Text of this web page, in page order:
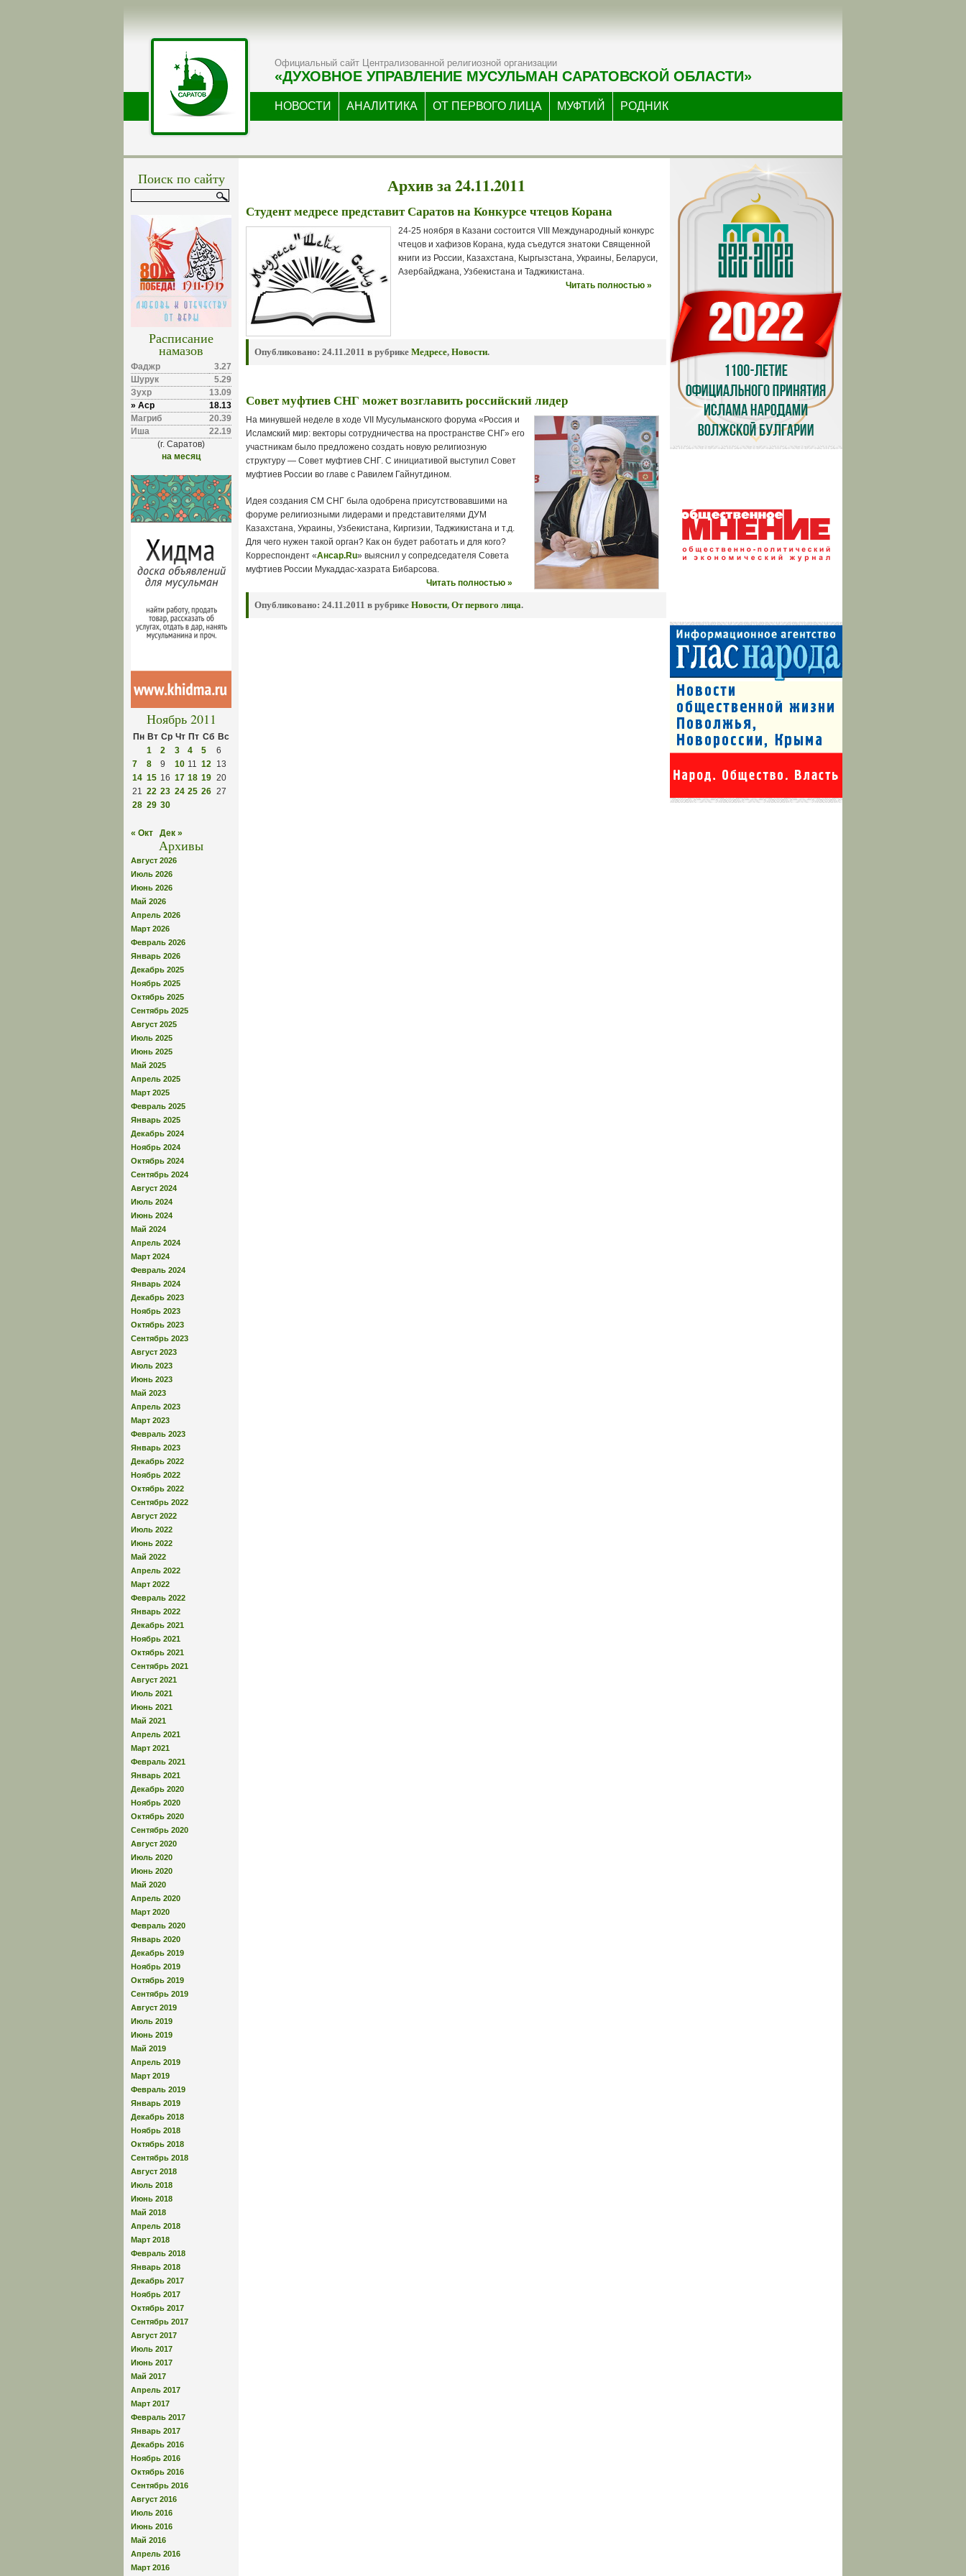
Официальный сайт Централизованной религиозной организации
«ДУХОВНОЕ УПРАВЛЕНИЕ МУСУЛЬМАН САРАТОВСКОЙ ОБЛАСТИ»
НОВОСТИ АНАЛИТИКА ОТ ПЕРВОГО ЛИЦА МУФТИЙ РОДНИК
Поиск по сайту
Расписание
намазов
Фаджр
3.27
Шурук
5.29
Зухр
13.09
» Аср
18.13
Магриб
20.39
Иша
22.19
(г. Саратов)
на месяц
Ноябрь 2011
Пн Вт Ср Чт Пт Сб Вс
1
2 3 4 5
6
7
8 9 10 11 12
13
14 15 16 17 18 19 20
21
22 23 24 25 26 27
28 29 30
« Окт Дек »
Архивы
Август 2026
Июль 2026
Июнь 2026
Май 2026
Апрель 2026
Март 2026
Февраль 2026
Январь 2026
Декабрь 2025
Ноябрь 2025
Октябрь 2025
Сентябрь 2025
Август 2025
Июль 2025
Июнь 2025
Май 2025
Апрель 2025
Март 2025
Февраль 2025
Январь 2025
Декабрь 2024
Ноябрь 2024
Октябрь 2024
Сентябрь 2024
Август 2024
Июль 2024
Июнь 2024
Май 2024
Апрель 2024
Март 2024
Февраль 2024
Январь 2024
Декабрь 2023
Ноябрь 2023
Октябрь 2023
Сентябрь 2023
Август 2023
Июль 2023
Июнь 2023
Май 2023
Апрель 2023
Март 2023
Февраль 2023
Январь 2023
Декабрь 2022
Ноябрь 2022
Октябрь 2022
Сентябрь 2022
Август 2022
Июль 2022
Июнь 2022
Май 2022
Апрель 2022
Март 2022
Февраль 2022
Январь 2022
Декабрь 2021
Ноябрь 2021
Октябрь 2021
Сентябрь 2021
Август 2021
Июль 2021
Июнь 2021
Май 2021
Апрель 2021
Март 2021
Февраль 2021
Январь 2021
Декабрь 2020
Ноябрь 2020
Октябрь 2020
Сентябрь 2020
Август 2020
Июль 2020
Июнь 2020
Май 2020
Апрель 2020
Март 2020
Февраль 2020
Январь 2020
Декабрь 2019
Ноябрь 2019
Октябрь 2019
Сентябрь 2019
Август 2019
Июль 2019
Июнь 2019
Май 2019
Апрель 2019
Март 2019
Февраль 2019
Январь 2019
Декабрь 2018
Ноябрь 2018
Октябрь 2018
Сентябрь 2018
Август 2018
Июль 2018
Июнь 2018
Май 2018
Апрель 2018
Март 2018
Февраль 2018
Январь 2018
Декабрь 2017
Ноябрь 2017
Октябрь 2017
Сентябрь 2017
Август 2017
Июль 2017
Июнь 2017
Май 2017
Апрель 2017
Март 2017
Февраль 2017
Январь 2017
Декабрь 2016
Ноябрь 2016
Октябрь 2016
Сентябрь 2016
Август 2016
Июль 2016
Июнь 2016
Май 2016
Апрель 2016
Март 2016
Архив за 24.11.2011
Студент медресе представит Саратов на Конкурсе чтецов Корана
24-25 ноября в Казани состоится VIII Международный конкурс
чтецов и хафизов Корана, куда съедутся знатоки Священной
книги из России, Казахстана, Кыргызстана, Украины, Беларуси,
Азербайджана, Узбекистана и Таджикистана.
Читать полностью »
Опубликовано: 24.11.2011 в рубрике Медресе, Новости.
Совет муфтиев СНГ может возглавить российский лидер
На минувшей неделе в ходе VII Мусульманского форума «Россия и
Исламский мир: векторы сотрудничества на пространстве СНГ» его
участникам было предложено создать новую религиозную
структуру — Совет муфтиев СНГ. С инициативой выступил Совет
муфтиев России во главе с Равилем Гайнутдином.
Идея создания СМ СНГ была одобрена присутствовавшими на
форуме религиозными лидерами и представителями ДУМ
Казахстана, Украины, Узбекистана, Киргизии, Таджикистана и т.д.
Для чего нужен такой орган? Как он будет работать и для кого?
Корреспондент «Ансар.Ru» выяснил у сопредседателя Совета
муфтиев России Мукаддас-хазрата Бибарсова.
Читать полностью »
Опубликовано: 24.11.2011 в рубрике Новости, От первого лица.